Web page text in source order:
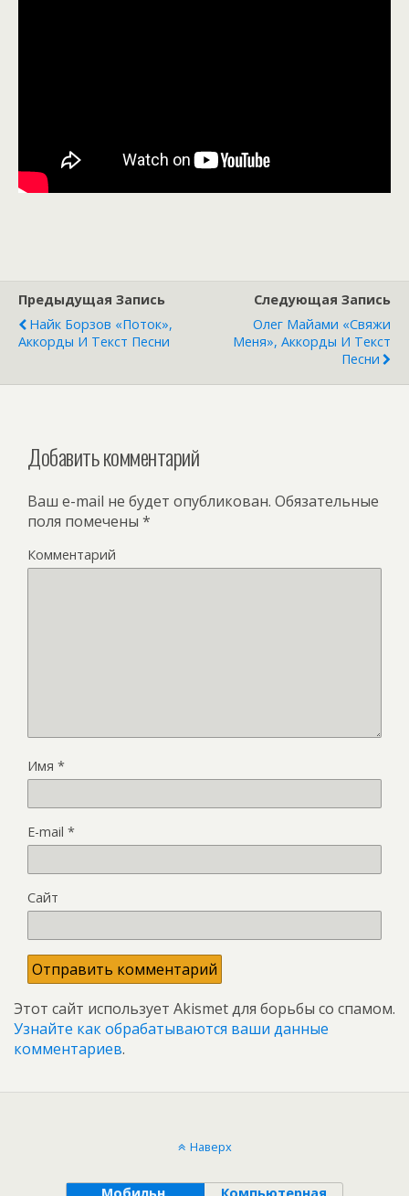
Предыдущая Запись
Найк Борзов «Поток»,
Аккорды И Текст Песни
Следующая Запись
Олег Майами «Свяжи
Меня», Аккорды И Текст
Песни
Добавить комментарий
Ваш e-mail не будет опубликован. Обязательные
поля помечены *
Комментарий
Имя *
E-mail *
Сайт
Этот сайт использует Akismet для борьбы со спамом.
Узнайте как обрабатываются ваши данные
комментариев.
Наверх